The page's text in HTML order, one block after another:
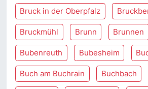
Bruck in der Oberpfalz
Bruckmühl Brunn Brunnen
Bubenreuth Bubesheim
Buch am Buchrain Buchbach